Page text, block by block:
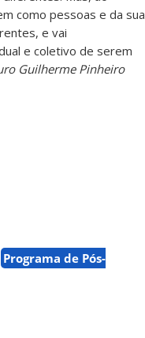
como pessoas e da sua
e vai
e coletivo de serem
Guilherme Pinheiro
Programa de Pós-